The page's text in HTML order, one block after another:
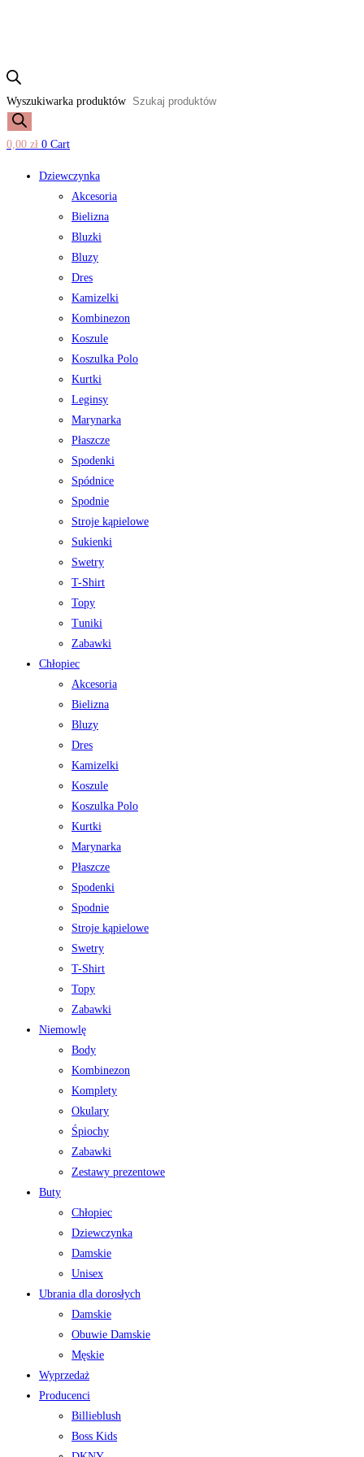
Wyszukiwarka produktów
0,00 zł 0 Cart
Dziewczynka
Akcesoria
Bielizna
Bluzki
Bluzy
Dres
Kamizelki
Kombinezon
Koszule
Koszulka Polo
Kurtki
Leginsy
Marynarka
Płaszcze
Spodenki
Spódnice
Spodnie
Stroje kąpielowe
Sukienki
Swetry
T-Shirt
Topy
Tuniki
Zabawki
Chłopiec
Akcesoria
Bielizna
Bluzy
Dres
Kamizelki
Koszule
Koszulka Polo
Kurtki
Marynarka
Płaszcze
Spodenki
Spodnie
Stroje kąpielowe
Swetry
T-Shirt
Topy
Zabawki
Niemowlę
Body
Kombinezon
Komplety
Okulary
Śpiochy
Zabawki
Zestawy prezentowe
Buty
Chłopiec
Dziewczynka
Damskie
Unisex
Ubrania dla dorosłych
Damskie
Obuwie Damskie
Męskie
Wyprzedaż
Producenci
Billieblush
Boss Kids